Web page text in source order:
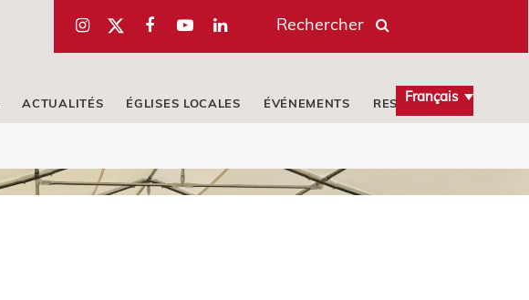
Rechercher
Français
ACTUALITÉS ÉGLISES LOCALES ÉVÉNEMENTS RESSOURCES